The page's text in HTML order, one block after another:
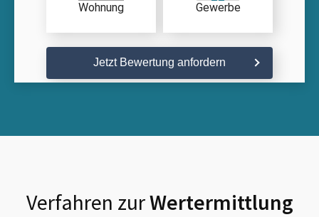
Wohnung Gewerbe
Jetzt Bewertung anfordern
Verfahren zurWertermittlung